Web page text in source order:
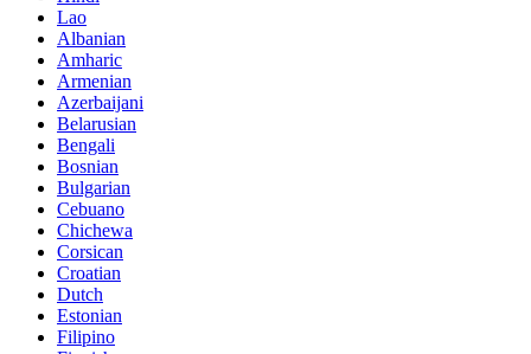
Lao
Albanian
Amharic
Armenian
Azerbaijani
Belarusian
Bengali
Bosnian
Bulgarian
Cebuano
Chichewa
Corsican
Croatian
Dutch
Estonian
Filipino